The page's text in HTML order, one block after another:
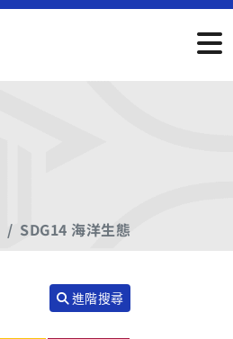
SDG14 海洋生態
進階搜尋